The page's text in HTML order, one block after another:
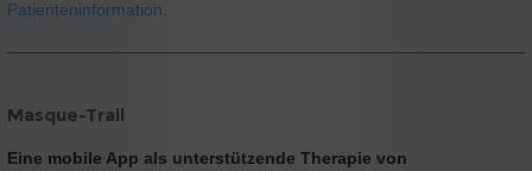
Patienteninformation
Masque-Trail
Eine mobile App als unterstützende Therapie von